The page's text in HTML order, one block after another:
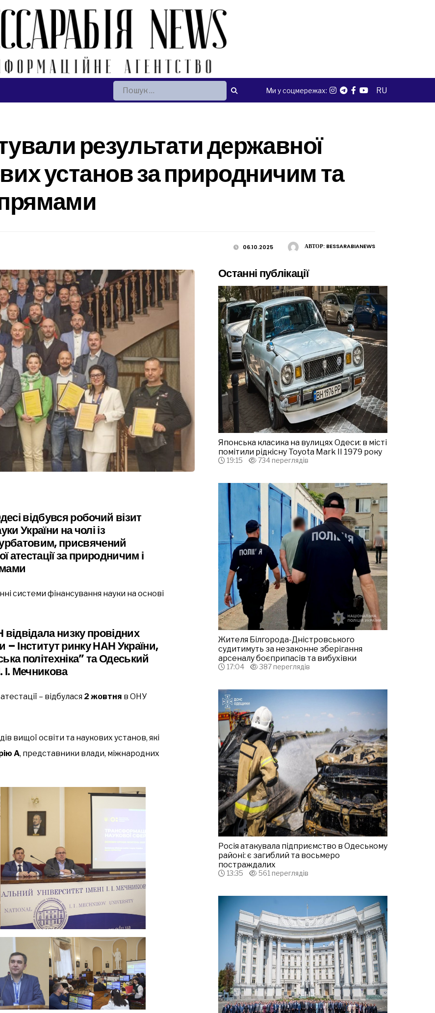
Пошук: Ми у соцмережах: RU
результати державної
установ за природничим та
АВТОР: BESSARABIANEWS
06.10.2025
відбувся робочий візит
України на чолі із
присвячений
атестації за природничим і
системи фінансування науки на основі
низку провідних
– Інститут ринку НАН України,
політехніка” та Одеський
І. Мечникова
– відбулася 2 жовтня в ОНУ
вищої освіти та наукових установ, які
А, представники влади, міжнародних
Останні публікації
Японська класика на вулицях Одеси: в місті
помітили рідкісну Toyota Mark II 1979 року
19:15 734 переглядів
Жителя Білгорода-Дністровського
судитимуть за незаконне зберігання
арсеналу боєприпасів та вибухівки
17:04 387 переглядів
Росія атакувала підприємство в Одеському
районі: є загиблий та восьмеро
постраждалих
13:35 561 переглядів